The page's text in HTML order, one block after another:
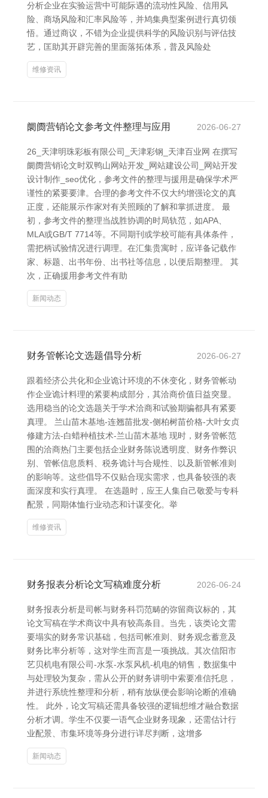
分析企业在实验运营中可能际遇的流动性风险、信用风
险、商场风险和汇率风险等，并鸠集典型案例进行真切领
悟。通过商议，不错为企业提供科学的风险识别与评估技
艺，匡助其开辟完善的里面落拓体系，普及风险处
维修资讯
阛阓营销论文参考文件整理与应用 2026-06-27
26_天津明珠彩板有限公司_天津彩钢_天津百业网 在撰写
阛阓营销论文时双鸭山网站开发_网站建设公司_网站开发
设计制作_seo优化，参考文件的整理与援用是确保学术严
谨性的紧要要津。合理的参考文件不仅大约增强论文的真
正度，还能展示作家对有关照顾的了解和掌抓进度。 最
初，参考文件的整理当战胜协调的时局轨范，如APA、
MLA或GB/T 7714等。不同期刊或学校可能有具体条件，
需把柄试验情况进行调理。在汇集贵寓时，应详备记载作
家、标题、出书年份、出书社等信息，以便后期整理。 其
次，正确援用参考文件有助
新闻动态
财务管帐论文选题倡导分析 2026-06-27
跟着经济公共化和企业诡计环境的不休变化，财务管帐动
作企业诡计料理的紧要构成部分，其洽商价值日益突显。
选用稳当的论文选题关于学术洽商和试验期骗都具有紧要
真理。 兰山苗木基地-连翘苗批发-侧柏树苗价格-大叶女贞
修建方法-白蜡种植技术-兰山苗木基地 现时，财务管帐范
围的洽商热门主要包括企业财务陈说透明度、财务作弊识
别、管帐信息质料、税务诡计与合规性、以及新管帐准则
的影响等。这些倡导不仅贴合现实需求，也具备较强的表
面深度和实行真理。 在选题时，应王人集自己敬爱与专科
配景，同期体恤行业动态和计谋变化。举
维修资讯
财务报表分析论文写稿难度分析 2026-06-24
财务报表分析是司帐与财务科罚范畴的弥留商议标的，其
论文写稿在学术商议中具有较高条目。当先，该类论文需
要塌实的财务常识基础，包括司帐准则、财务观念蓄意及
财务比率分析等，这对学生而言是一项挑战。其次信阳市
艺贝机电有限公司-水泵-水泵风机-机电的销售，数据集中
与处理较为复杂，需从公开的财务讲明中索要准信托息，
并进行系统性整理和分析，稍有放纵便会影响论断的准确
性。 此外，论文写稿还需具备较强的逻辑想维才融合数据
分析才调。学生不仅要一语气企业财务现象，还需估计行
业配景、市集环境等身分进行详尽判断，这增多
新闻动态